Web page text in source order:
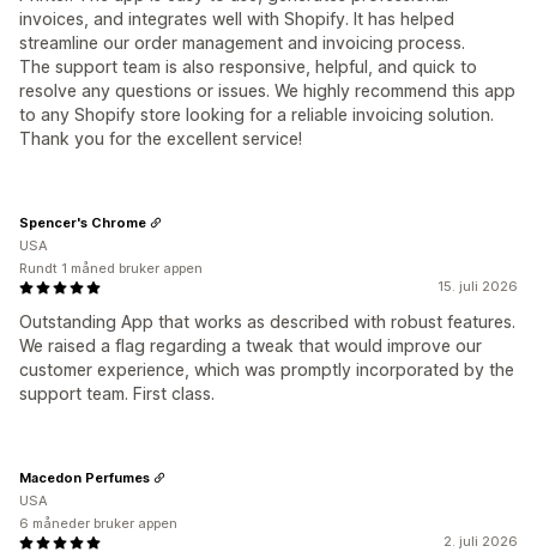
invoices, and integrates well with Shopify. It has helped
streamline our order management and invoicing process.
The support team is also responsive, helpful, and quick to
resolve any questions or issues. We highly recommend this app
to any Shopify store looking for a reliable invoicing solution.
Thank you for the excellent service!
15. juli 2026
Outstanding App that works as described with robust features.
We raised a flag regarding a tweak that would improve our
customer experience, which was promptly incorporated by the
support team. First class.
Spencer's Chrome
USA
Rundt 1 måned bruker appen
2. juli 2026
Macedon Perfumes
USA
6 måneder bruker appen